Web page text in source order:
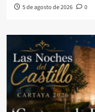
5 de agosto de 2026 0